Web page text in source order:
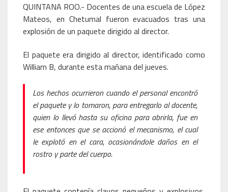
QUINTANA ROO.- Docentes de una escuela de López
Mateos, en Chetumal fueron evacuados tras una
explosión de un paquete dirigido al director.
El paquete era dirigido al director, identificado como
William B, durante esta mañana del jueves.
Los hechos ocurrieron cuando el personal encontró
el paquete y lo tomaron, para entregarlo al docente,
quien lo llevó hasta su oficina para abrirla, fue en
ese entonces que se accionó el mecanismo, el cual
le explotó en el cara, ocasionándole daños en el
rostro y parte del cuerpo.